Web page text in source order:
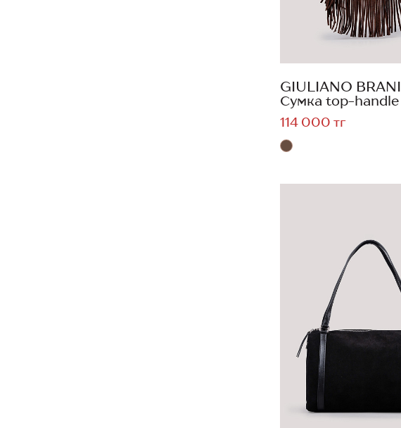
GIULIANO BRANI
Сумка top-handle
114 000 тг